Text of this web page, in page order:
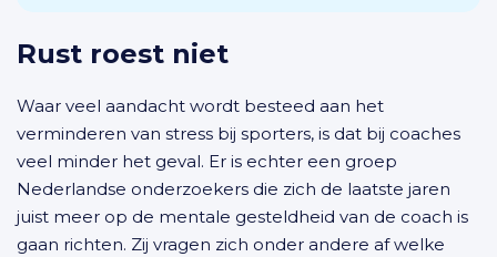
Rust roest niet
Waar veel aandacht wordt besteed aan het
verminderen van stress bij sporters, is dat bij coaches
veel minder het geval. Er is echter een groep
Nederlandse onderzoekers die zich de laatste jaren
juist meer op de mentale gesteldheid van de coach is
gaan richten. Zij vragen zich onder andere af welke